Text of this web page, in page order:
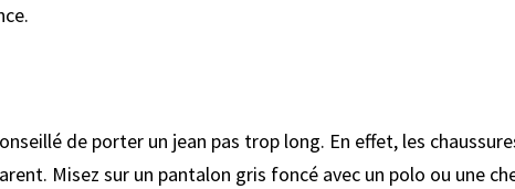
de porter un jean pas trop long. En effet, les
Misez sur un pantalon gris foncé avec un polo ou une